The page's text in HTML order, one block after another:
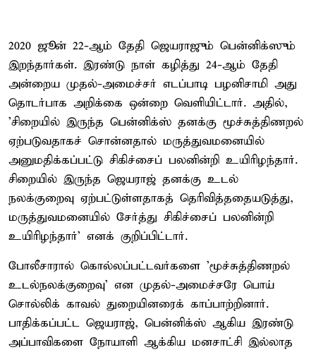
2020 ஜூன் 22-ஆம் தேதி ஜெயராஜும் பென்னிக்ஸும்
இறந்தார்கள். இரண்டு நாள் கழித்து 24-ஆம் தேதி
அன்றைய முதல்-அமைச்சர் எடப்பாடி பழனிசாமி அது
தொடர்பாக அறிக்கை ஒன்றை வெளியிட்டார். அதில்,
’சிறையில் இருந்த பென்னிக்ஸ் தனக்கு மூச்சுத்திணறல்
ஏற்படுவதாகச் சொன்னதால் மருத்துவமனையில்
அனுமதிக்கப்பட்டு சிகிச்சைப் பலனின்றி உயிரிழந்தார்.
சிறையில் இருந்த ஜெயராஜ் தனக்கு உடல்
நலக்குறைவு ஏற்பட்டுள்ளதாகத் தெரிவித்ததையடுத்து,
மருத்துவமனையில் சேர்த்து சிகிச்சைப் பலனின்றி
உயிரிழந்தார்’ எனக் குறிப்பிட்டார்.
போலீசாரால் கொல்லப்பட்டவர்களை ’மூச்சுத்திணறல் –
உடல்நலக்குறைவு’ என முதல்-அமைச்சரே பொய்
சொல்லிக் காவல் துறையினரைக் காப்பாற்றினார்.
பாதிக்கப்பட்ட ஜெயராஜ், பென்னிக்ஸ் ஆகிய இரண்டு
அப்பாவிகளை நோயாளி ஆக்கிய மனசாட்சி இல்லாத